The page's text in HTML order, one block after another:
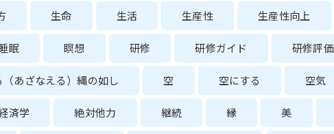
生命 生活 生産性 生産性向上
眠 瞑想 研修 研修ガイド 研修評価
あざなえる）縄の如し 空 空にする 空気
済学 絶対他力 継続 縁 美